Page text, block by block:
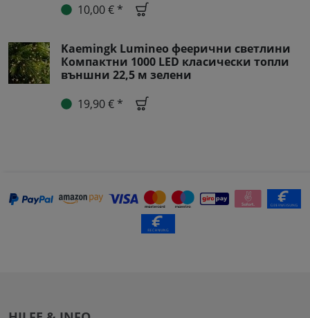
10,00 € *
Kaemingk Lumineo феерични светлини
Компактни 1000 LED класически топли
външни 22,5 м зелени
19,90 € *